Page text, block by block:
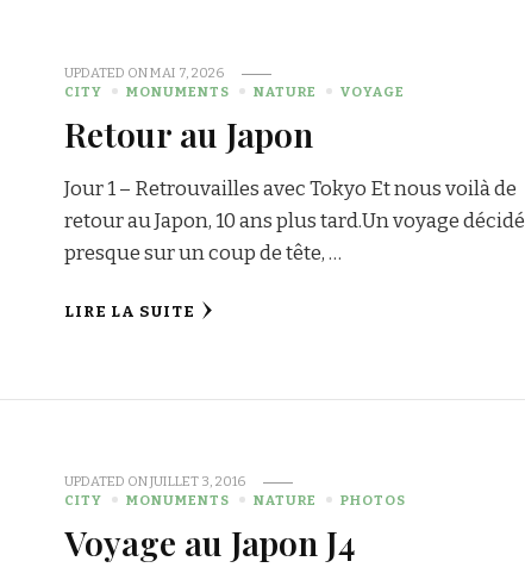
UPDATED ONMAI 7, 2026
CITY
MONUMENTS NATURE VOYAGE
Retour au Japon
Jour 1 – Retrouvailles avec Tokyo Et nous voilà de
retour au Japon, 10 ans plus tard.Un voyage décidé
presque sur un coup de tête, …
LIRE LA SUITE
UPDATED ONJUILLET 3, 2016
CITY
MONUMENTS NATURE PHOTOS
Voyage au Japon J4